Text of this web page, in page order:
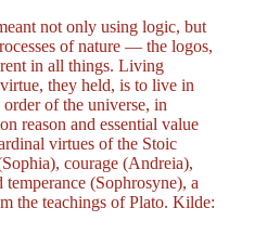
not only using logic, but
of nature — the logos,
in all things. Living
they held, is to live in
of the universe, in
reason and essential value
virtues of the Stoic
courage (Andreia),
(Sophrosyne), a
the teachings of Plato. Kilde: